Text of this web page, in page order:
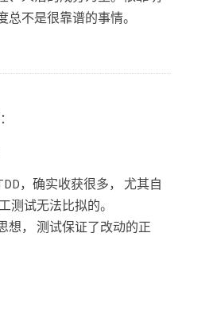
总不是很靠谱的事情。
，确实收获很多， 尤其自
测试无法比拟的。
想， 测试保证了改动的正